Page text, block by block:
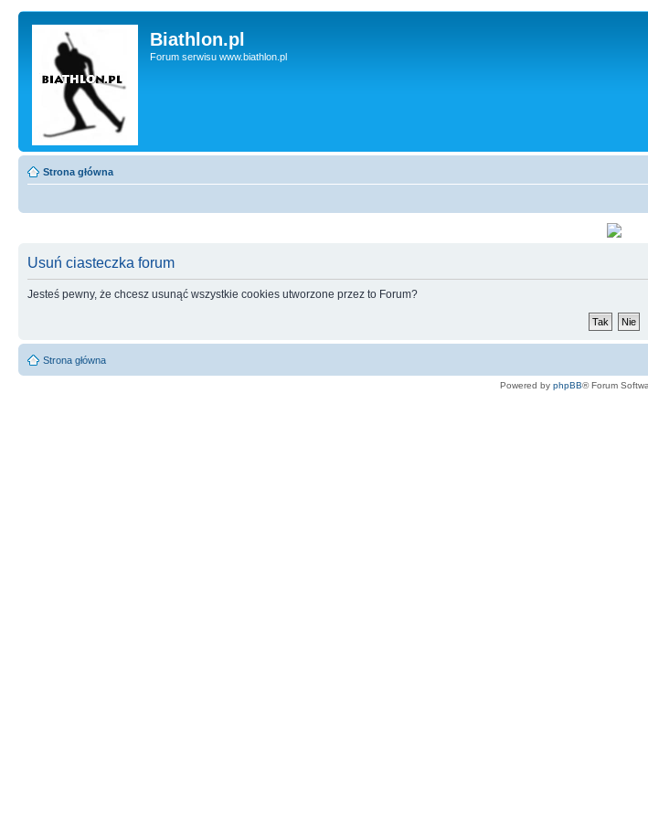
Biathlon.pl
Forum serwisu www.biathlon.pl
Strona główna
Usuń ciasteczka forum
Jesteś pewny, że chcesz usunąć wszystkie cookies utworzone przez to Forum?
Strona główna
Powered by phpBB® Forum